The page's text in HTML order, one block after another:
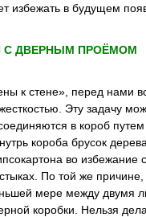
избежать в будущем
С ДВЕРНЫМ ПРОЁМОМ
к стене», перед нами
Эту задачу
в короб
короба брусок
во
По той же
мере между двумя
коробки. Нельзя